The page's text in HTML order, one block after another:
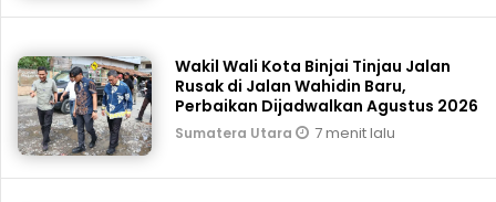
Wakil Wali Kota Binjai Tinjau Jalan
Rusak di Jalan Wahidin Baru,
Perbaikan Dijadwalkan Agustus 2026
Sumatera Utara 7 menit lalu